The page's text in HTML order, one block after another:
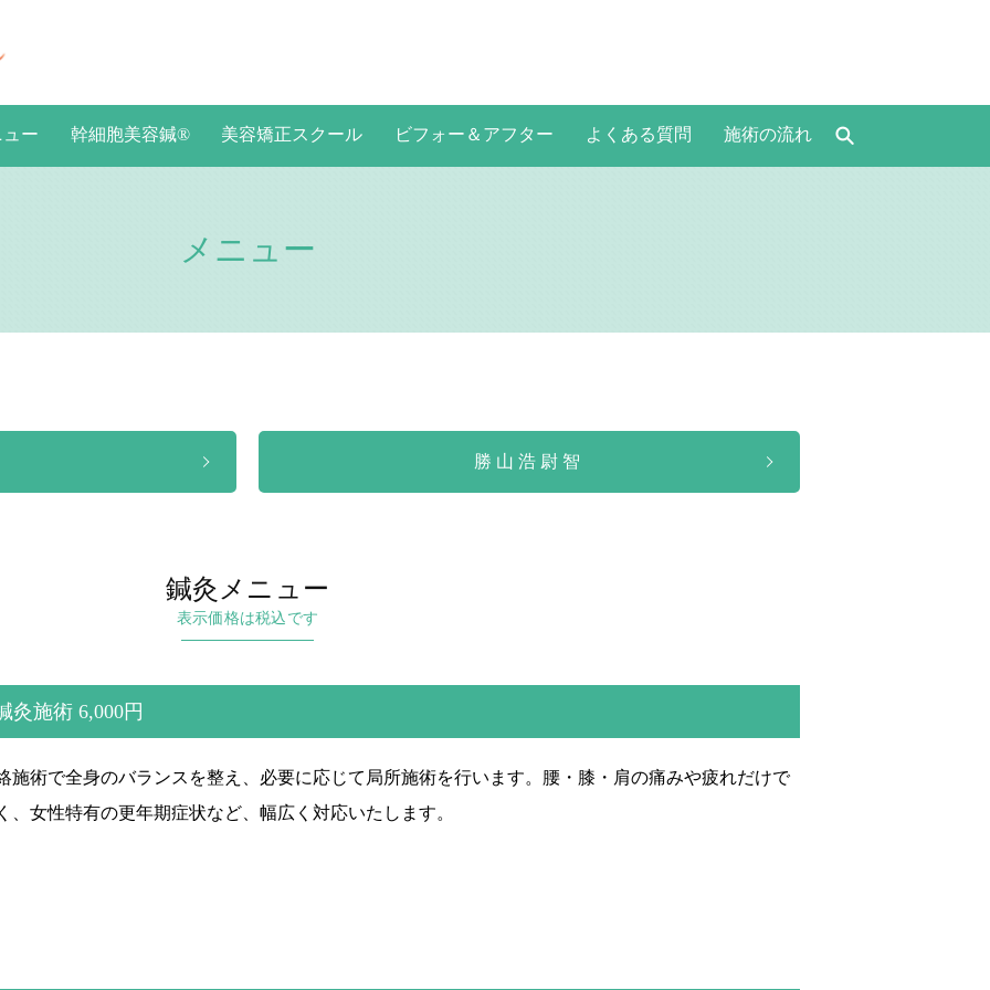
ー 幹細胞美容鍼® 美容矯正スクール ビフォー＆アフター よくある質問 施術の流れ
メニュー
勝山浩尉智
鍼灸メニュー
表示価格は税込です
灸施術 6,000円
施術で全身のバランスを整え、必要に応じて局所施術を行います。腰・膝・肩の痛みや疲れだけで
、女性特有の更年期症状など、幅広く対応いたします。